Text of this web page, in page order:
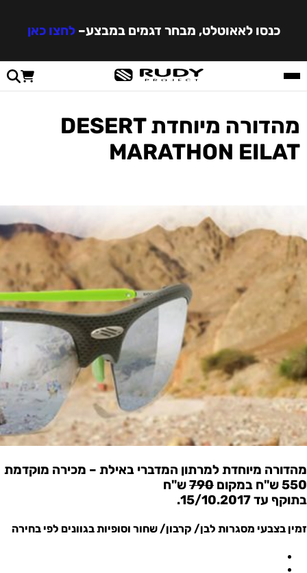
כנסו לאאוטלט, מבחר דגמים במבצע–לחצו כאן
מהדורה מיוחדת DESERT
MARATHON EILAT
מהדורה מיוחדת למרתון המדברי באילת – מכירה מוקדמת
550 ש"ח במקום
790ש"ח
בתוקף עד 15/10.2017.
זמין בצבעי מסגרות לבן/ קרבון/ שחור וסופיות בגוונים לפי בחירה